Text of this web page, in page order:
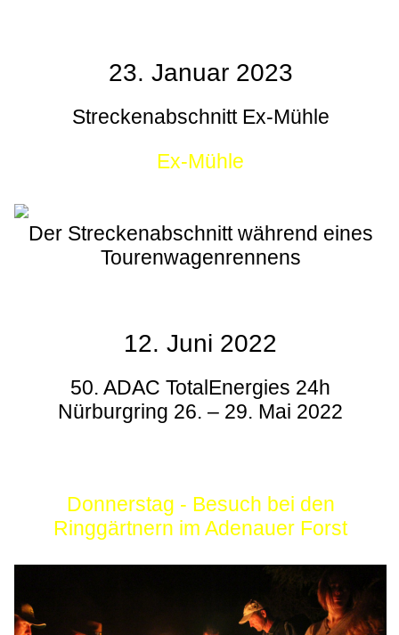
23. Januar 2023
Streckenabschnitt Ex-Mühle
Ex-Mühle
Der Streckenabschnitt während eines
Tourenwagenrennens
12. Juni 2022
50. ADAC TotalEnergies 24h
Nürburgring 26. – 29. Mai 2022
Donnerstag - Besuch bei den
Ringgärtnern im Adenauer Forst